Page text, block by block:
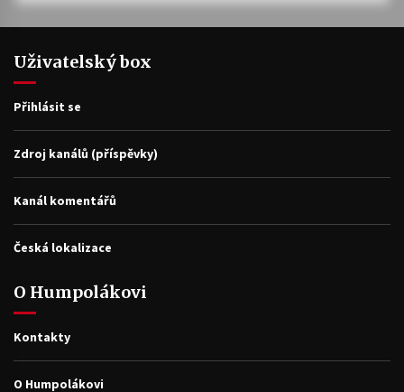
Uživatelský box
Přihlásit se
Zdroj kanálů (příspěvky)
Kanál komentářů
Česká lokalizace
O Humpolákovi
Kontakty
O Humpolákovi